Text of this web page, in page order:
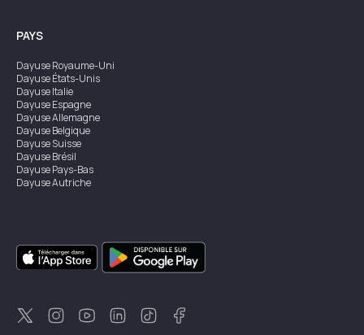
PAYS
DayuseRoyaume-Uni
DayuseÉtats-Unis
DayuseItalie
DayuseEspagne
DayuseAllemagne
DayuseBelgique
DayuseSuisse
DayuseBrésil
DayusePays-Bas
DayuseAutriche
DayuseSingapour
DayuseSuède
DayuseThaïlande
DayuseNouvelle-Zélande
DayuseTurquie